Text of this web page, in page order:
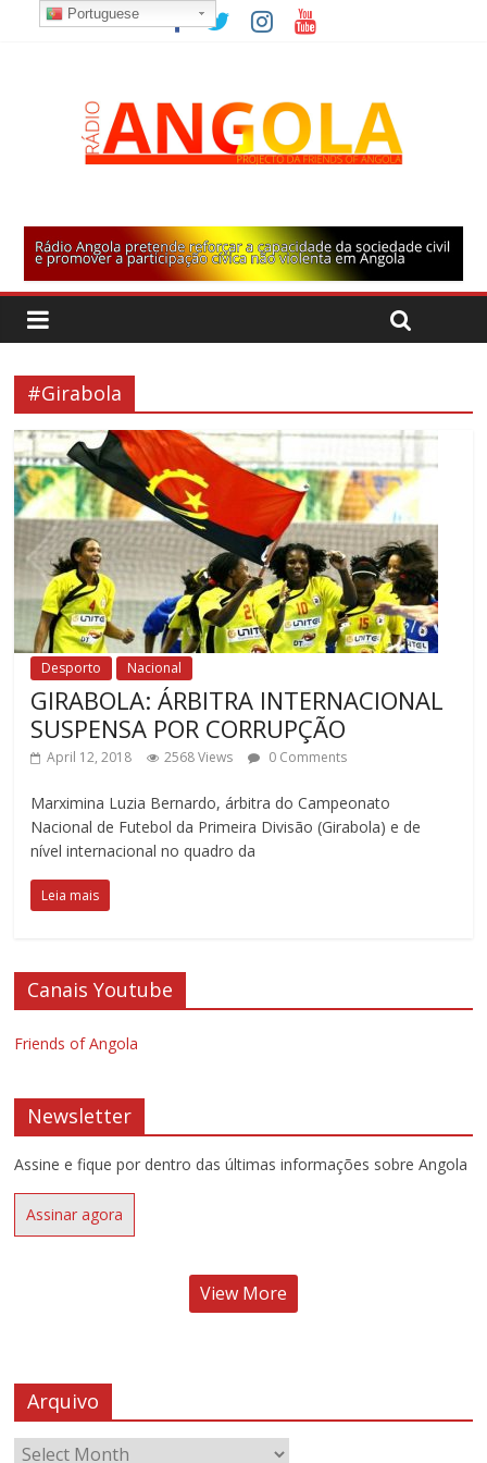
#Girabola
Desporto Nacional
GIRABOLA: ÁRBITRA INTERNACIONAL
SUSPENSA POR CORRUPÇÃO
April 12, 2018 2568 Views 0 Comments
Marximina Luzia Bernardo, árbitra do Campeonato
Nacional de Futebol da Primeira Divisão (Girabola) e de
nível internacional no quadro da
Leia mais
Canais Youtube
Friends of Angola
Newsletter
Assine e fique por dentro das últimas informações sobre Angola
Assinar agora
View More
Arquivo
Portuguese